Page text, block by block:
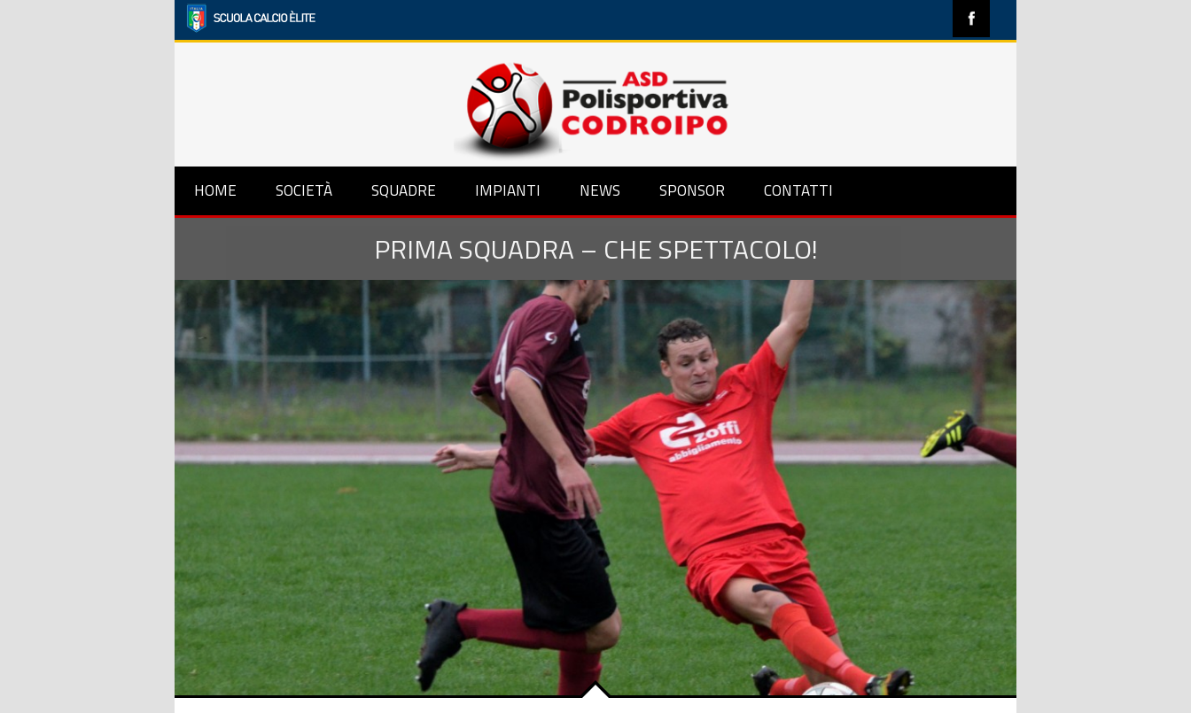
HOME SOCIETÀ SQUADRE IMPIANTI NEWS SPONSOR CONTATTI
PRIMA SQUADRA – CHE SPETTACOLO!